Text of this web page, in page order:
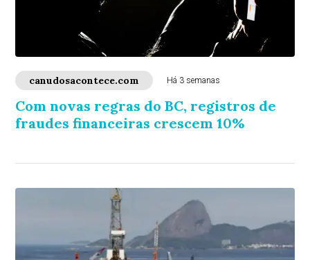
canudosacontece.com Há 3 semanas
Com novas regras do BC, registros de
fraudes financeiras crescem 10%